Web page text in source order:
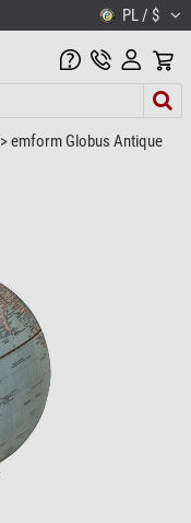
PL / $
> emform Globus Antique